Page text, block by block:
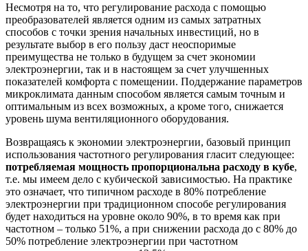
Несмотря на то, что регулирование расхода с помощью
преобразователей является одним из самых затратных
способов с точки зрения начальных инвестиций, но в
результате выбор в его пользу даст неоспоримые
преимущества не только в будущем за счет экономии
электроэнергии, так и в настоящем за счет улучшенных
показателей комфорта с помещении. Поддержание параметров
микроклимата данным способом является самым точным и
оптимальным из всех возможных, а кроме того, снижается
уровень шума вентиляционного оборудования.
Возвращаясь к экономии электроэнергии, базовый принцип
использования частотного регулирования гласит следующее:
потребляемая мощность пропорциональна расходу в кубе,
т.е. мы имеем дело с кубической зависимостью. На практике
это означает, что типичном расходе в 80% потребление
электроэнергии при традиционном способе регулирования
будет находиться на уровне около 90%, в то время как при
частотном – только 51%, а при снижении расхода до с 80% до
50% потребление электроэнергии при частотном